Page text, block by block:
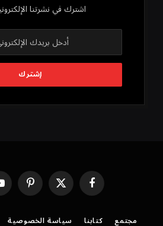
اشترك في نشرتنا
فيسبوك X
(Twitter)
مجتمع كتابنا سياسة الخصوصية